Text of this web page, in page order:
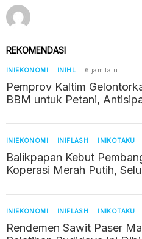
REKOMENDASI
INIEKONOMI INIHL 6 jam lalu
Pemprov Kaltim
BBM untuk Petani,
INIEKONOMI INIFLASH INIKOTAKU
Balikpapan Kebut
Koperasi Merah Putih,
Bulan
INIEKONOMI INIFLASH INIKOTAKU
Rendemen Sawit Paser